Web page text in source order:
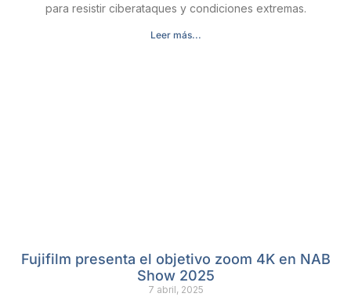
para resistir ciberataques y condiciones extremas.
Leer más...
Fujifilm presenta el objetivo zoom 4K en NAB
Show 2025
7 abril, 2025